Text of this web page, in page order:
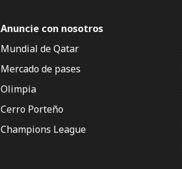
Anuncie con nosotros
Mundial de Qatar
Mercado de pases
Olimpia
Cerro Porteño
Champions League